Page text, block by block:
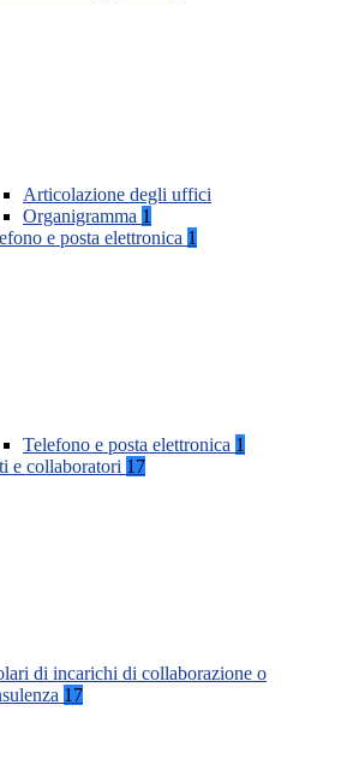
Articolazione degli uffici
Organigramma 1
e posta elettronica 1
Telefono e posta elettronica 1
e collaboratori 17
di incarichi di collaborazione o
17